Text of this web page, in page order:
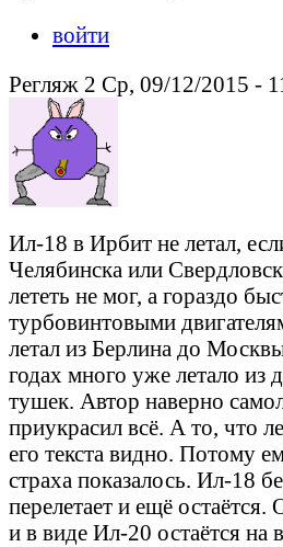
войти
Регляж 2 Ср, 09/12/2015 -
Ил-18 в Ирбит не летал,
Челябинска или
лететь не мог, а гораздо
турбовинтовыми
летал из Берлина до
годах много уже летало из
тушек. Автор наверно
приукрасил всё. А то, что
его текста видно. Потому
страха показалось. Ил-18
перелетает и ещё остаётся.
и в виде Ил-20 остаётся на